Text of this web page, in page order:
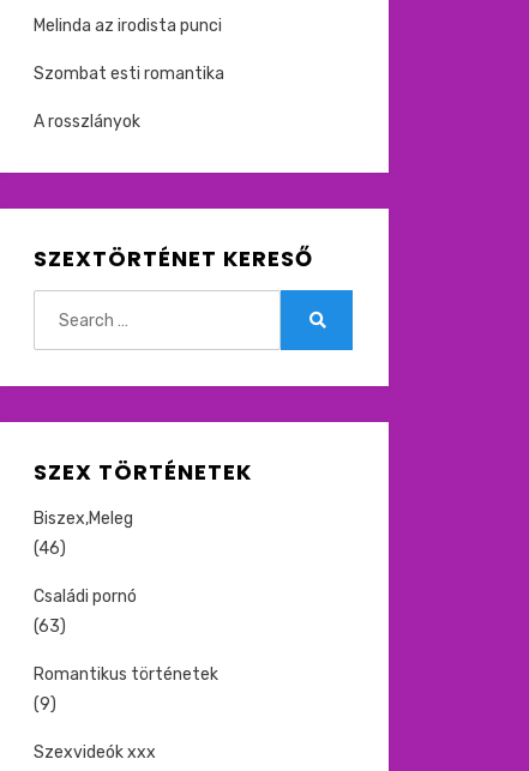
Melinda az irodista punci
Szombat esti romantika
A rosszlányok
SZEXTÖRTÉNET KERESŐ
SZEX TÖRTÉNETEK
Biszex,Meleg
(46)
Családi pornó
(63)
Romantikus történetek
(9)
Szexvideók xxx